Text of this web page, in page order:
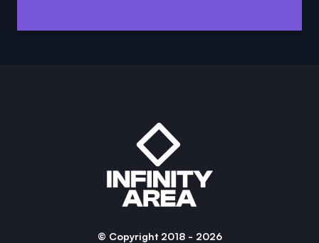
© Copyright 2018 - 2026